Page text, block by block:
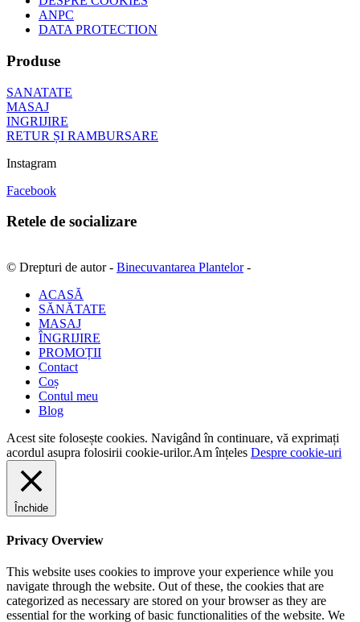
ANPC
DATA PROTECTION
Produse
SANATATE
MASAJ
INGRIJIRE
RETUR ȘI RAMBURSARE
Instagram
Facebook
Retele de socializare
© Drepturi de autor - Binecuvantarea Plantelor-
ACASĂ
SĂNĂTATE
MASAJ
ÎNGRIJIRE
PROMOȚII
Contact
Coș
Contul meu
Blog
Acest site folosește cookies. Navigând în continuare, vă exprimați
acordul asupra folosirii cookie-urilor.Am înțeles Despre cookie-uri
Închide
Privacy Overview
This website uses cookies to improve your experience while you
navigate through the website. Out of these, the cookies that are
categorized as necessary are stored on your browser as they are
essential for the working of basic functionalities of the website. We